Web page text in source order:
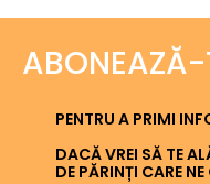
PENTRU A PRIMI
DACĂ VREI SĂ TE
DE PĂRINȚI CARE